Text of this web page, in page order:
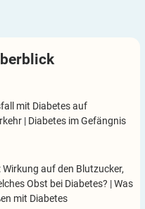
mit Diabetes auf
| Diabetes im Gefängnis
auf den Blutzucker,
Obst bei Diabetes? |Was
mit Diabetes